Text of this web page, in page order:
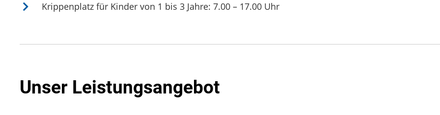
Krippenplatz für Kinder von 1 bis 3 Jahre: 7.00 – 17.00 Uhr
Unser Leistungsangebot